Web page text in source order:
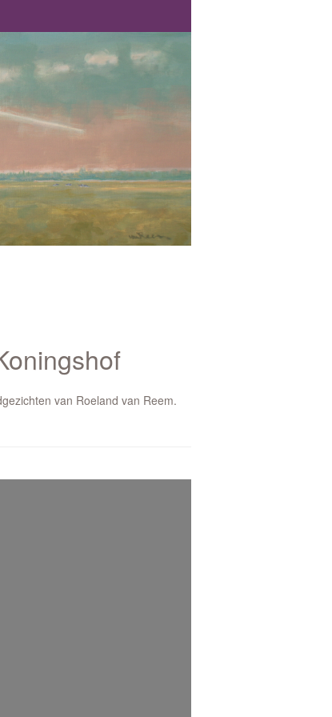
van Roeland van Reem.